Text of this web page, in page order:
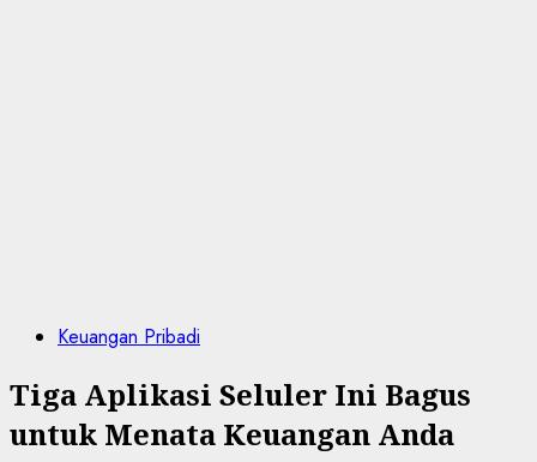
Keuangan Pribadi
Tiga Aplikasi Seluler Ini Bagus
untuk Menata Keuangan Anda